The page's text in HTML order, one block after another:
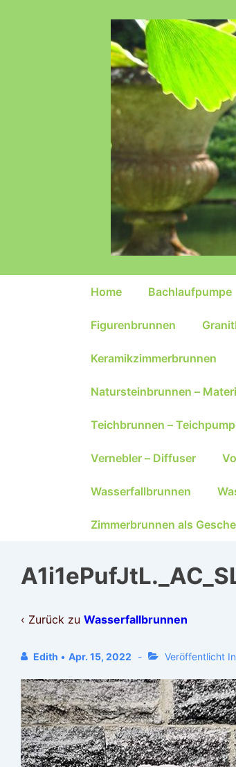
Hauptnavigation
Home Bachlaufpumpe
Figurenbrunnen
Keramikzimmerbrunnen
Natursteinbrunnen –
Teichbrunnen –
Vernebler – Diffuser
Wasserfallbrunnen
Zimmerbrunnen als
‹ Zurück zu Wasserfallbrunnen
Edith • Apr. 15, 2022 Veröffentlicht In